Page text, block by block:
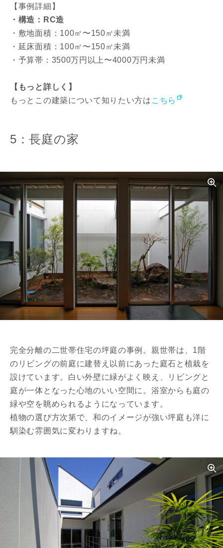
【事例詳細】
・構造：RC造
・敷地面積：100㎡〜150㎡未満
・延床面積：100㎡〜150㎡未満
・予算帯：3500万円以上〜4000万円未満
【もっと詳しく】
もっとこの建築について知りたい方は こちら
5：長庭の家
完全分離の二世帯住宅の坪庭の事例。親世帯は、1階
のリビングの前庭に建替え以前にあった庭石と植栽を
設けています。白い外壁に緑がよく映え、リビングと
庭が一体となった心地のいい空間に。浴室からも庭の
緑や空を眺められるようになっています。
植物の選び方次第で、和のイメージが強い坪庭も洋に
馴染む雰囲気に変わりますね。